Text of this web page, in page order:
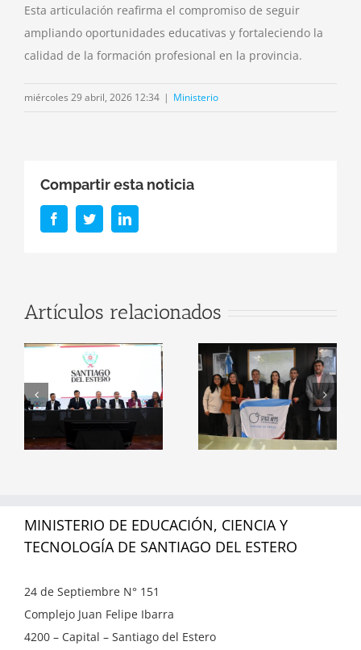
Esta articulación reafirma el compromiso de seguir
ampliando oportunidades educativas y fortaleciendo la
calidad de la formación profesional en la provincia.
miércoles 29 abril, 2026 12:34 | Ministerio
Compartir esta noticia
FacebookTwitterLinkedIn
Artículos relacionados
Santiago del
Estero será
sede oficial del
NASA Space
Apps
Ministerio de
Educación y el
ITSE
consolidan
alianzas con
tecnológico
MINISTERIO DE EDUCACIÓN, CIENCIA Y
TECNOLOGÍA DE SANTIAGO DEL ESTERO
24 de Septiembre N° 151
Complejo Juan Felipe Ibarra
4200 – Capital – Santiago del Estero